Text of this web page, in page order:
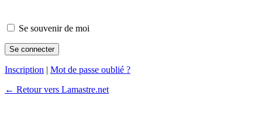
Se souvenir de moi
Inscription | Mot de passe oublié ?
← Retour vers Lamastre.net